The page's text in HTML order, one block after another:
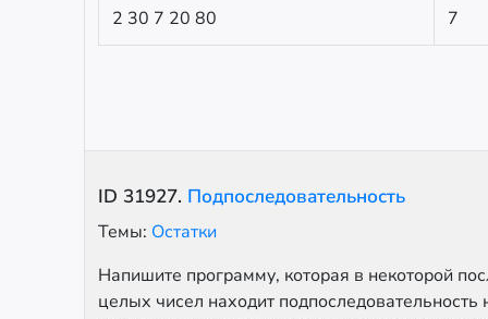
2 30 7 20 80 7
ID 31927. Подпоследовательность
Темы: Остатки
Напишите программу, которая в некоторой
целых чисел находит